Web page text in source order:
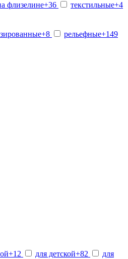
флизелине+36 текстильные+4
+8 рельефные+149
+12 для детской+82
для